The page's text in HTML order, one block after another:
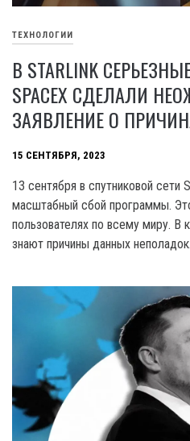
ТЕХНОЛОГИИ
В STARLINK
SPACEX СДЕЛАЛИ
ЗАЯВЛЕНИЕ О
15 СЕНТЯБРЯ, 2023
13 сентября в спутниковой сети
масштабный сбой программы.
пользователях по всему миру. В
знают причины данных неполадок.